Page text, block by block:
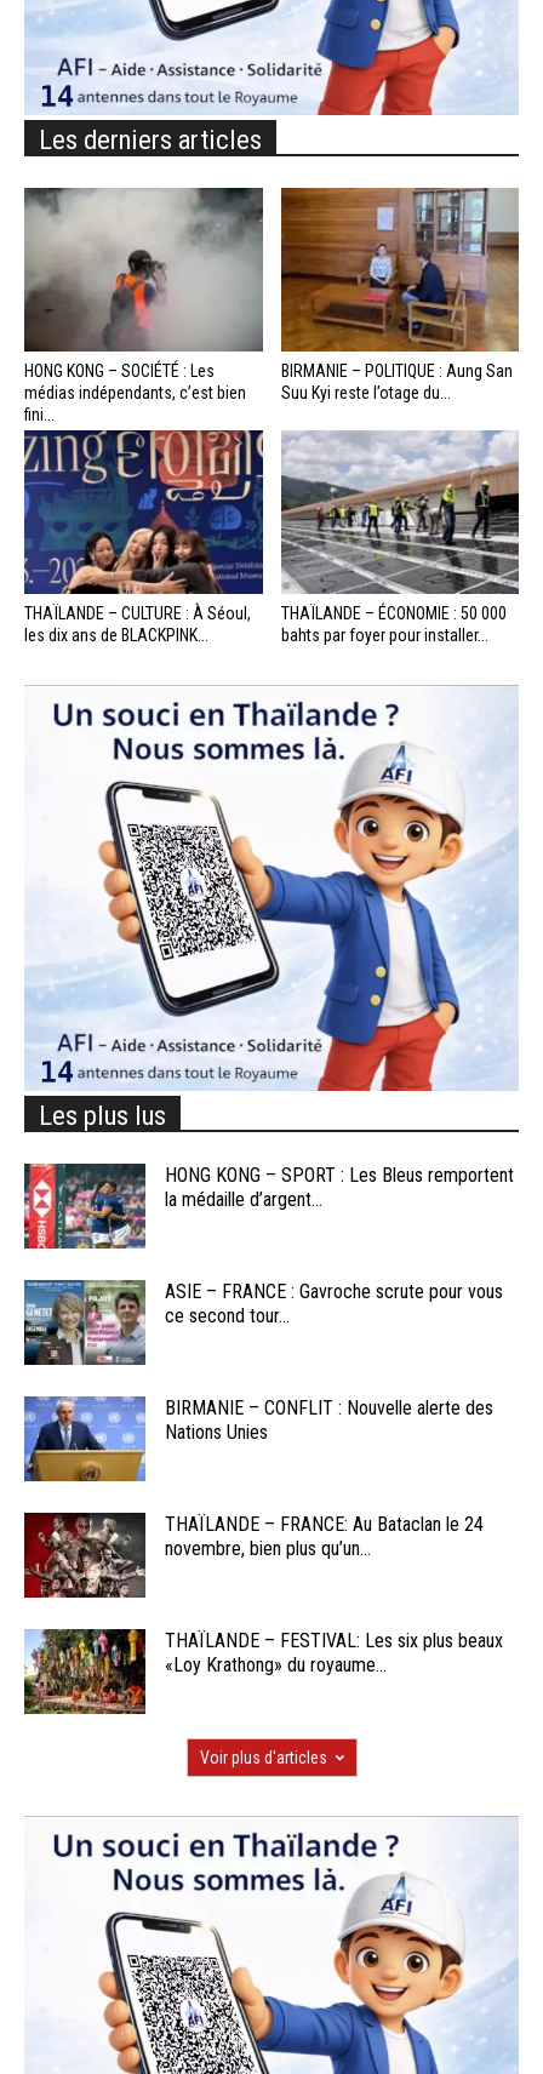
Les derniers articles
HONG KONG – SOCIÉTÉ : Les
médias indépendants, c’est bien
fini...
BIRMANIE – POLITIQUE : Aung San
Suu Kyi reste l’otage du...
THAÏLANDE – CULTURE : À Séoul,
les dix ans de BLACKPINK...
THAÏLANDE – ÉCONOMIE : 50 000
bahts par foyer pour installer...
Les plus lus
HONG KONG – SPORT : Les Bleus remportent
la médaille d’argent...
ASIE – FRANCE : Gavroche scrute pour vous
ce second tour...
BIRMANIE – CONFLIT : Nouvelle alerte des
Nations Unies
THAÏLANDE – FRANCE: Au Bataclan le 24
novembre, bien plus qu’un...
THAÏLANDE – FESTIVAL: Les six plus beaux
«Loy Krathong» du royaume...
Voir plus d'articles